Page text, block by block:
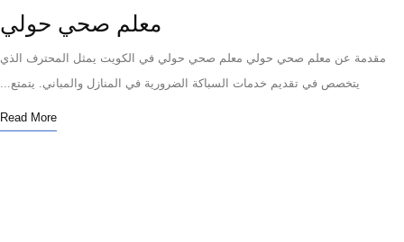
معلم صحي حولي
عن معلم صحي حولي معلم صحي حولي في الكويت يمثل المحترف الذي
يتخصص في تقديم خدمات السباكة الضرورية في المنازل والمباني. يتمتع...
Read More